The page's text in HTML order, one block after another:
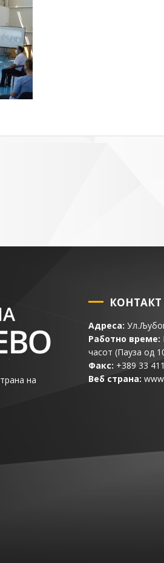
на
Адреса:
Работно време:
часот (Пауза од
Факс: +389 33
Веб страна: